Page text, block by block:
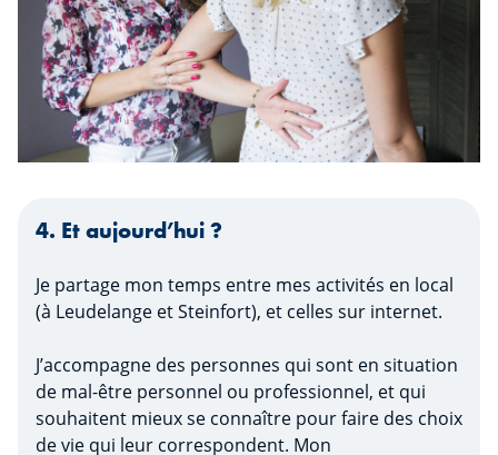
4. Et aujourd’hui ?
Je partage mon temps entre mes activités en local
(à Leudelange et Steinfort), et celles sur internet.
J’accompagne des personnes qui sont en situation
de mal-être personnel ou professionnel, et qui
souhaitent mieux se connaître pour faire des choix
de vie qui leur correspondent. Mon